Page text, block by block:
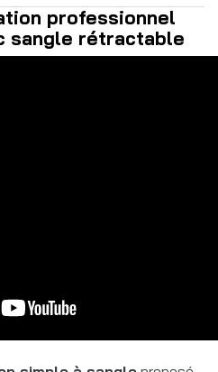
professionnel
sangle rétractable